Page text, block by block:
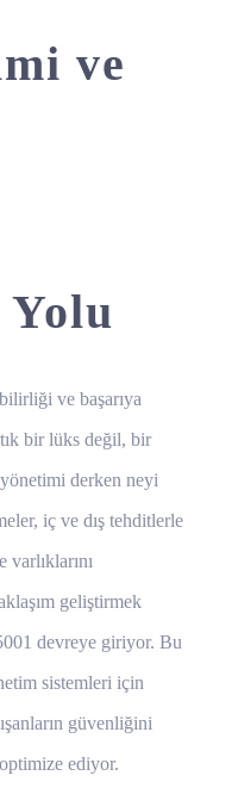
ve
Yolu
ve başarıya
bir lüks değil, bir
derken neyi
iç ve dış tehditlerle
varlıklarını
geliştirmek
devreye giriyor. Bu
sistemleri için
güvenliğini
ediyor.